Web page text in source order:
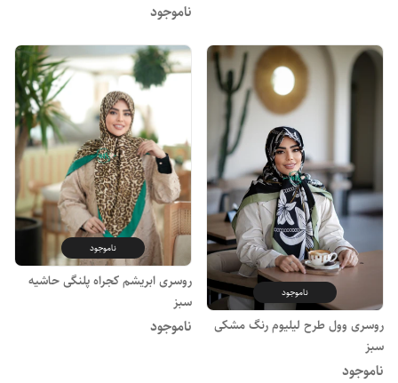
ناموجود
ناموجود
روسری وول طرح لیلیوم رنگ مشکی
سبز
ناموجود
ناموجود
روسری ابریشم کجراه پلنگی حاشیه
سبز
ناموجود